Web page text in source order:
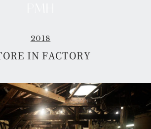
2018
IN FACTORY